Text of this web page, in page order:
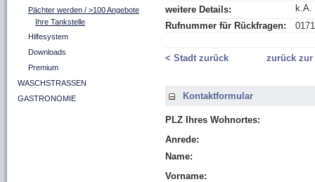
Pächter werden / >100 Angebote
Ihre Tankstelle
Hilfesystem
Downloads
Premium
WASCHSTRASSEN
GASTRONOMIE
weitere Details:
k.A.
Rufnummer für Rückfragen:
< Stadt zurück zurück zur
Kontaktformular
PLZ Ihres Wohnortes:
Anrede:
Name:
Vorname: